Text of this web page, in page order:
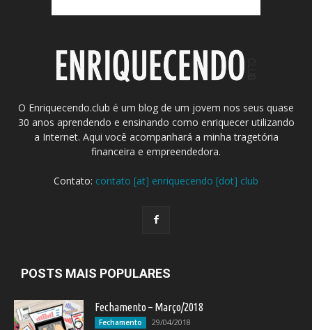
O Enriquecendo.club é um blog de um jovem nos seus quase
30 anos aprendendo e ensinando como enriquecer utilizando
a Internet. Aqui você acompanhará a minha tragetória
financeira e empreendedora.
Contato: contato [at] enriquecendo [dot] club
POSTS MAIS POPULARES
Fechamento – Março/2018
Fechamento 29/04/2018